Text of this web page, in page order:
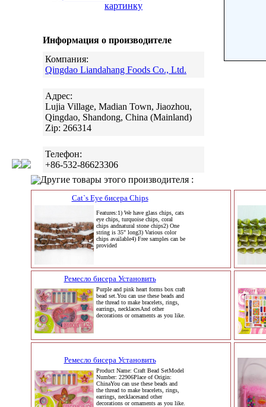
картинку
Информация о производителе
Компания:
Qingdao Liandahang Foods Co., Ltd.
Адрес:
Lujia Village, Madian Town, Jiaozhou,
Qingdao, Shandong, China (Mainland)
Zip: 266314
Телефон:
+86-532-86623306
Другие товары этого производителя :
Cat`s Eye бисера Chips
Features:1) We have glass chips, cats
eye chips, turquoise chips, coral
chips andnatural stone chips2) One
string is 35" long3) Various color
chips available4) Free samples can be
provided
Ремесло бисера Установить
Purple and pink heart forms box craft
bead set.You can use these beads and
the thread to make bracelets, rings,
earrings, necklacesAnd other
decorations or ornaments as you like.
Ремесло бисера Установить
Product Name: Craft Bead SetModel
Number: 22906Place of Origin:
ChinaYou can use these beads and
the thread to make bracelets, rings,
earrings, necklacesand other
decorations or ornaments as you like.